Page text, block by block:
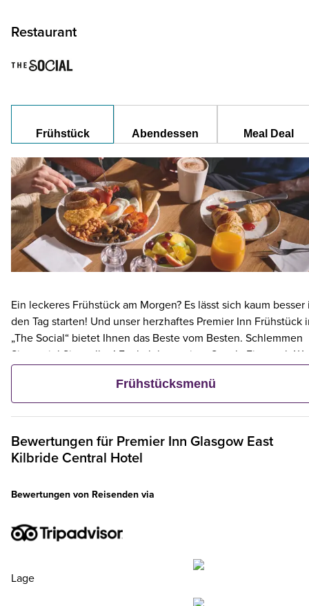
Restaurant
Frühstück Abendessen Meal Deal
Ein leckeres Frühstück am Morgen? Es lässt sich kaum besser
den Tag starten! Und unser herzhaftes Premier Inn Frühstück
„The Social“ bietet Ihnen das Beste vom Besten. Schlemmen
Sie so viel Sie wollen! Egal ob knuspriger Speck, Eier nach
Tee und Kaffee, Rösti, Toast und vieles mehr. Doch lieber nur
eine Kleinigkeit? Dann wählen Sie unser kontinentales Menü
und wählen Sie aus frischem Gebäck, Obst, Joghurt und
Frühstücksmenü
Bewertungen für Premier Inn Glasgow East
Kilbride Central Hotel
Bewertungen von Reisenden via
Lage